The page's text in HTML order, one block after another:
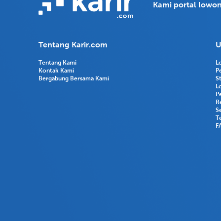
Kami portal
Tentang Karir.com
Tentang Kami
Kontak Kami
Bergabung Bersama Kami